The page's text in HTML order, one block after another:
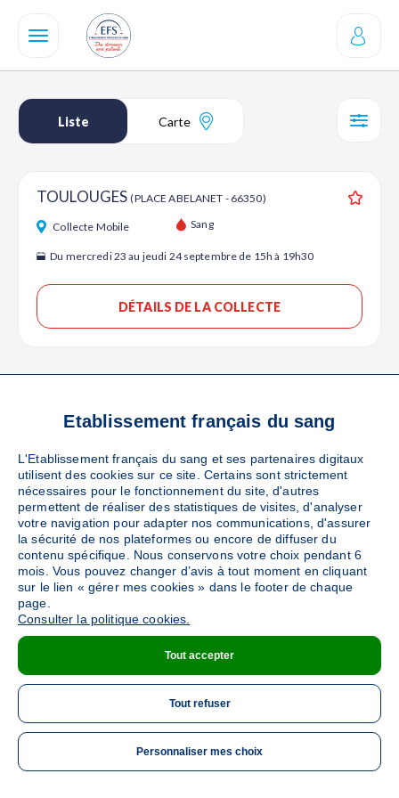
contenu
Liste Carte
ME
TOULOUGES(PLACE ABELANET - 66350)
Collecte Mobile Sang
Du mercredi 23 au jeudi 24 septembre de 15h à 19h30
DÉTAILS DE LA COLLECTE
Etablissement français du sang
L'Etablissement français du sang et ses partenaires digitaux
utilisent des cookies sur ce site. Certains sont strictement
nécessaires pour le fonctionnement du site, d'autres
permettent de réaliser des statistiques de visites, d'analyser
votre navigation pour adapter nos communications, d'assurer
la sécurité de nos plateformes ou encore de diffuser du
contenu spécifique. Nous conservons votre choix pendant 6
mois. Vous pouvez changer d’avis à tout moment en cliquant
sur le lien « gérer mes cookies » dans le footer de chaque
page.
Consulter la politique cookies.
Tout accepter
Tout refuser
Personnaliser mes choix